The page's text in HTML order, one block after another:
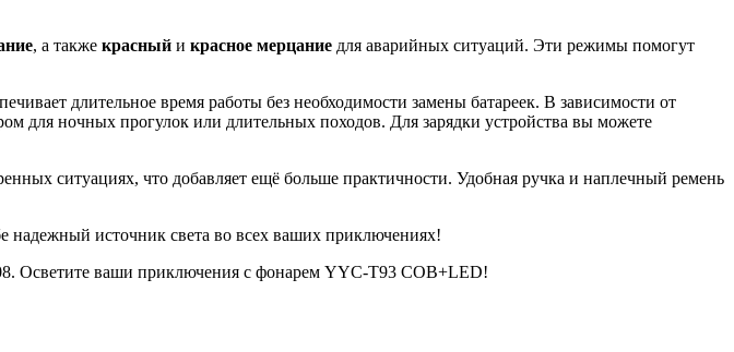
, а также красный и красное мерцание для аварийных ситуаций. Эти режимы помогут
длительное время работы без необходимости замены батареек. В зависимости от
для ночных прогулок или длительных походов. Для зарядки устройства вы можете
ситуациях, что добавляет ещё больше практичности. Удобная ручка и наплечный ремень
надежный источник света во всех ваших приключениях!
Осветите ваши приключения с фонарем YYC-T93 COB+LED!